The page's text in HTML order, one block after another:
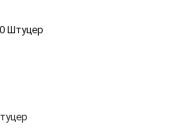
Штуцер